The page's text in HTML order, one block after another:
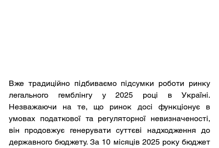
Вже традиційно підбиваємо підсумки роботи ринку
легального гемблінгу у 2025 році в Україні.
Незважаючи на те, що ринок досі функціонує в
умовах податкової та регуляторної невизначеності,
він продовжує генерувати суттєві надходження до
державного бюджету. За 10 місяців 2025 року бюджет